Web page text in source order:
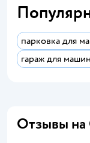
парковка для
гараж для
Отзывы на